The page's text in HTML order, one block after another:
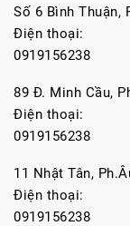
Số 6 Bình Thuận,
Điện thoại:
0919156238
89 Đ. Minh Cầu,
Điện thoại:
0919156238
11 Nhật Tân,
Điện thoại:
0919156238